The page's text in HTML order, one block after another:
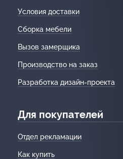
Условия доставки
Сборка мебели
Вызов замерщика
Производство на заказ
Разработка дизайн-проекта
Для покупателей
Отдел рекламации
Как купить